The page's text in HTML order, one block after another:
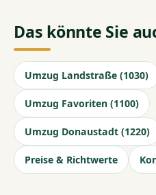
Das könnte Sie
Umzug Landstraße (1030)
Umzug Favoriten (1100)
Umzug Donaustadt (1220)
Preise & Richtwerte